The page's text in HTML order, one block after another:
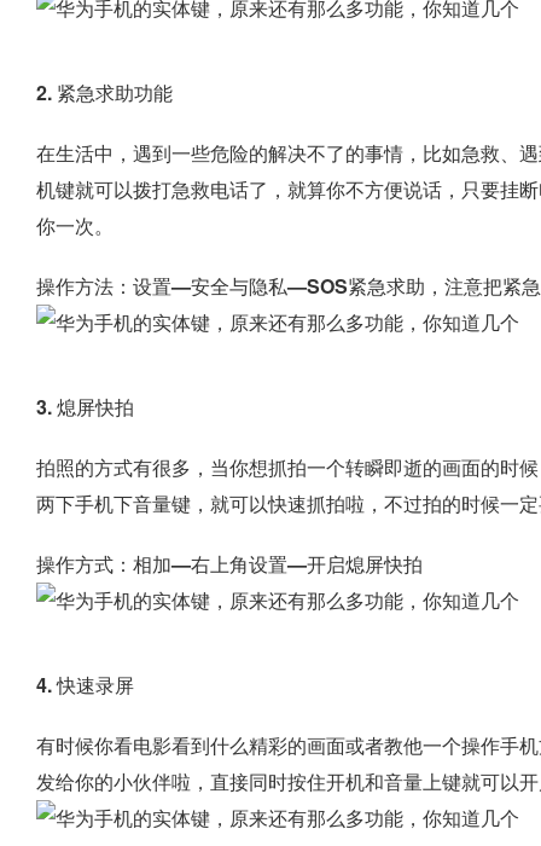
2. 紧急求助功能
在生活中，遇到一些危险的解决不了的事情，比如急救、
机键就可以拨打急救电话了，就算你不方便说话，只要挂
你一次。
操作方法：设置—安全与隐私—SOS紧急求助，注意把紧
3. 熄屏快拍
拍照的方式有很多，当你想抓拍一个转瞬即逝的画面的时
两下手机下音量键 ，就可以快速抓拍啦，不过拍的时候一
操作方式：相加—右上角设置—开启熄屏快拍
4. 快速录屏
有时候你看电影看到什么精彩的画面或者教他一个操作手
发给你的小伙伴啦，直接同时按住开机和音量上键就可以